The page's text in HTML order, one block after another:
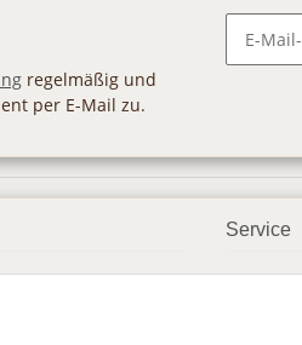
regelmäßig und
per E-Mail zu.
Service